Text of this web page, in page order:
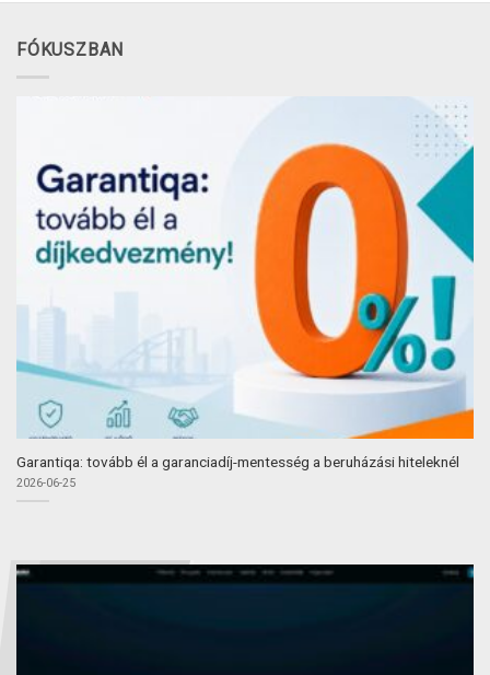
FÓKUSZBAN
Garantiqa: tovább él a garanciadíj-mentesség a beruházási hiteleknél
2026-06-25